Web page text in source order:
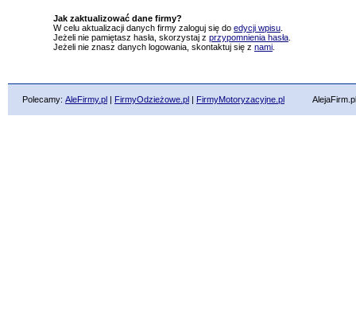
Jak zaktualizować dane firmy?
W celu aktualizacji danych firmy zaloguj się do edycji wpisu
Jeżeli nie pamiętasz hasła, skorzystaj z przypomnienia hasła
Jeżeli nie znasz danych logowania, skontaktuj się z nami
Polecamy: AleFirmy.pl | FirmyOdzieżowe.pl | FirmyMotoryzacyjne.pl AlejaFirm.pl